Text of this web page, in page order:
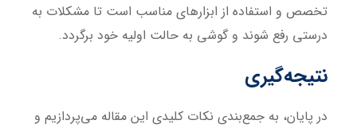
تخصص و استفاده از ابزارهای مناسب است تا مشکلات به
درستی رفع شوند و گوشی به حالت اولیه خود برگردد.
نتیجه‌گیری
در پایان، به جمع‌بندی نکات کلیدی این مقاله می‌پردازیم و